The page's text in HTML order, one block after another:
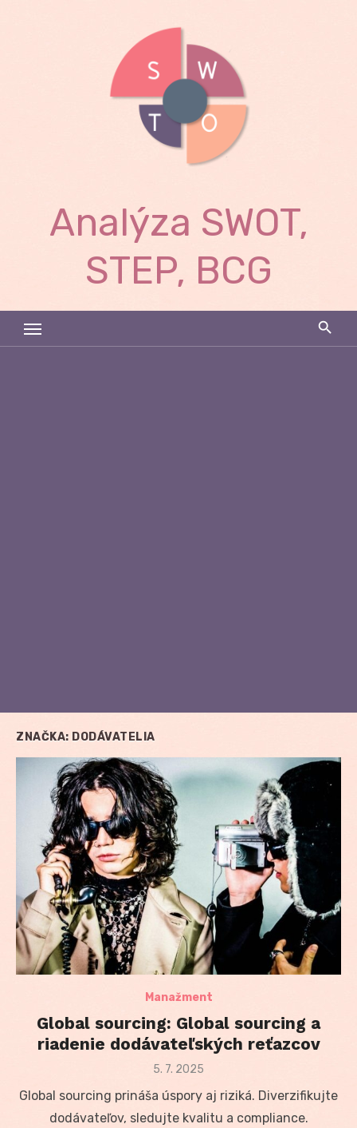
Analýza SWOT,
STEP, BCG
ZNAČKA: DODÁVATELIA
Manažment
Global sourcing: Global sourcing a
riadenie dodávateľských reťazcov
Posted
5. 7. 2025
Global sourcing prináša úspory aj riziká. Diverzifikujte
dodávateľov, sledujte kvalitu a compliance.